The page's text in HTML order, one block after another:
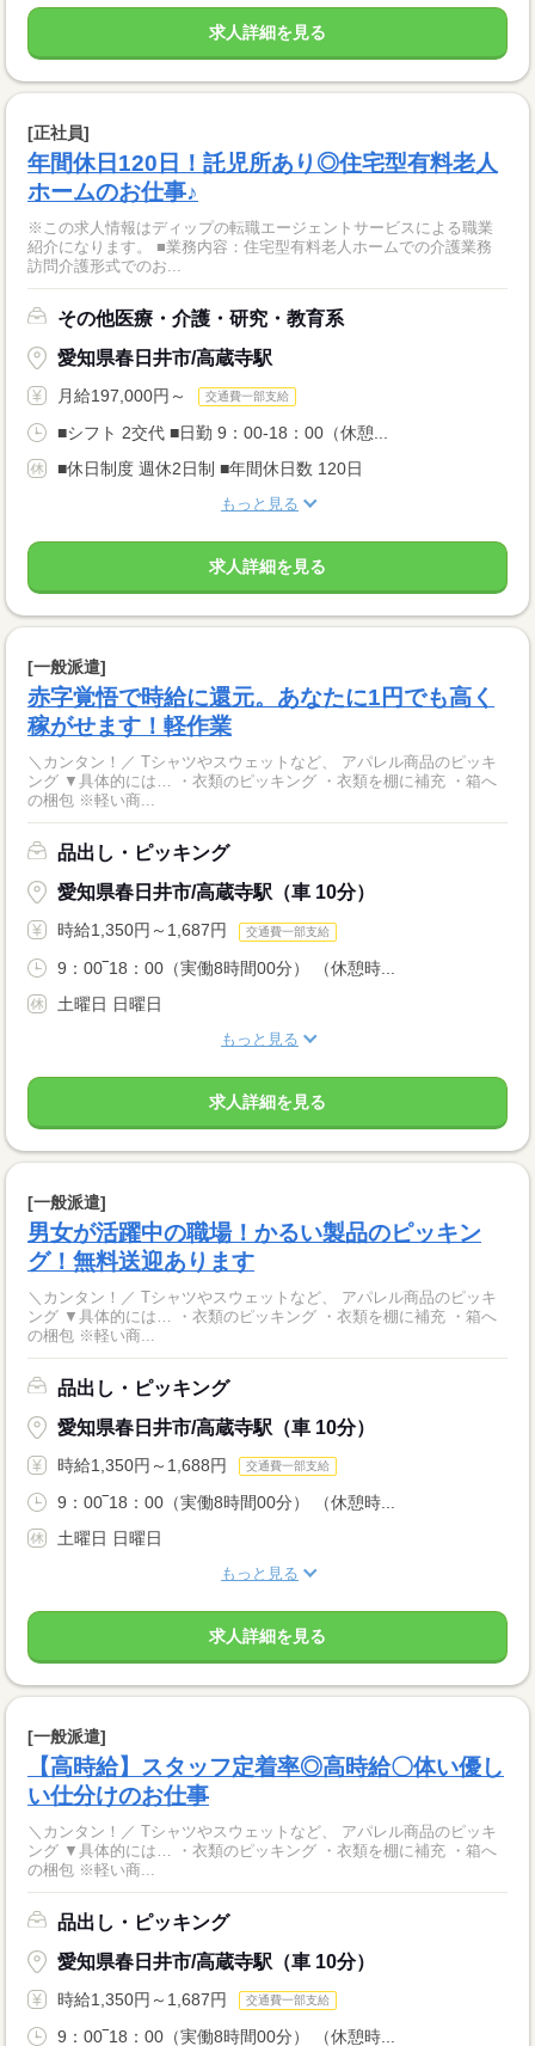
求人詳細を見る
[正社員]
年間休日120日！託児所あり◎住宅型有料老人
ホームのお仕事♪
※この求人情報はディップの転職エージェントサービスによる職業
紹介になります。 ■業務内容：住宅型有料老人ホームでの介護業務
訪問介護形式でのお...
その他医療・介護・研究・教育系
愛知県春日井市/高蔵寺駅
月給197,000円～ 交通費一部支給
■シフト 2交代 ■日勤 9：00-18：00（休憩...
■休日制度 週休2日制 ■年間休日数 120日
もっと見る
求人詳細を見る
[一般派遣]
赤字覚悟で時給に還元。あなたに1円でも高く
稼がせます！軽作業
＼カンタン！／ Tシャツやスウェットなど、 アパレル商品のピッキ
ング ▼具体的には… ・衣類のピッキング ・衣類を棚に補充 ・箱へ
の梱包 ※軽い商...
品出し・ピッキング
愛知県春日井市/高蔵寺駅（車 10分）
時給1,350円～1,687円 交通費一部支給
9：00‾18：00（実働8時間00分） （休憩時...
土曜日 日曜日
もっと見る
求人詳細を見る
[一般派遣]
男女が活躍中の職場！かるい製品のピッキン
グ！無料送迎あります
＼カンタン！／ Tシャツやスウェットなど、 アパレル商品のピッキ
ング ▼具体的には… ・衣類のピッキング ・衣類を棚に補充 ・箱へ
の梱包 ※軽い商...
品出し・ピッキング
愛知県春日井市/高蔵寺駅（車 10分）
時給1,350円～1,688円 交通費一部支給
9：00‾18：00（実働8時間00分） （休憩時...
土曜日 日曜日
もっと見る
求人詳細を見る
[一般派遣]
【高時給】スタッフ定着率◎高時給〇体い優し
い仕分けのお仕事
＼カンタン！／ Tシャツやスウェットなど、 アパレル商品のピッキ
ング ▼具体的には… ・衣類のピッキング ・衣類を棚に補充 ・箱へ
の梱包 ※軽い商...
品出し・ピッキング
愛知県春日井市/高蔵寺駅（車 10分）
時給1,350円～1,687円 交通費一部支給
9：00‾18：00（実働8時間00分） （休憩時...